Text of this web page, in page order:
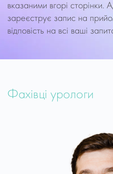
вказаними вгорі сторінки.
зареєструє запис на
відповість на всі ваші
Фахівці урологи